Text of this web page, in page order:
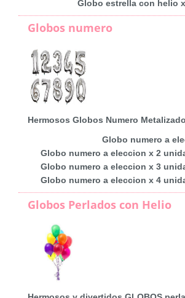
Globo estrella con helio
Globos numero
Hermosos Globos Numero
Globo numero a
Globo numero a eleccion x 2
Globo numero a eleccion x 3
Globo numero a eleccion x 4
Globos Perlados con Helio